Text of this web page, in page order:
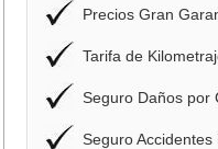
Precios Gran
Tarifa de
Seguro Daños por
Seguro Accidentes